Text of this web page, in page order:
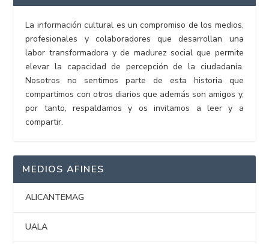
La información cultural es un compromiso de los medios,
profesionales y colaboradores que desarrollan una
labor transformadora y de madurez social que permite
elevar la capacidad de percepción de la ciudadanía.
Nosotros no sentimos parte de esta historia que
compartimos con otros diarios que además son amigos y,
por tanto, respaldamos y os invitamos a leer y a
compartir.
MEDIOS AFINES
ALICANTEMAG
UALA